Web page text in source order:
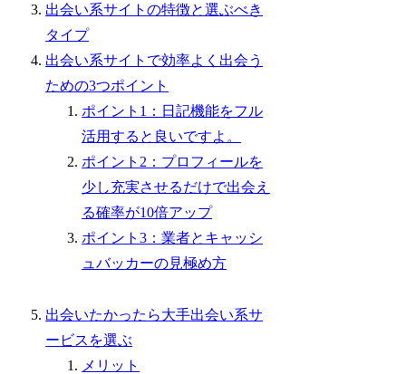
出会い系サイトの特徴と選ぶべき
タイプ
出会い系サイトで効率よく出会う
ための3つポイント
ポイント1：日記機能をフル
活用すると良いですよ。
ポイント2：プロフィールを
少し充実させるだけで出会え
る確率が10倍アップ
ポイント3：業者とキャッシ
ュバッカーの見極め方
出会いたかったら大手出会い系サ
ービスを選ぶ
メリット